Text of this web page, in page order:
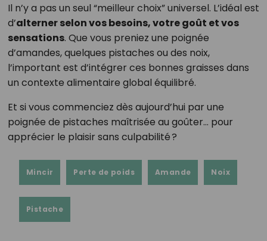
Il n’y a pas un seul “meilleur choix” universel. L’idéal est
d’alterner selon vos besoins, votre goût et vos
sensations. Que vous preniez une poignée
d’amandes, quelques pistaches ou des noix,
l’important est d’intégrer ces bonnes graisses dans
un contexte alimentaire global équilibré.
Et si vous commenciez dès aujourd’hui par une
poignée de pistaches maîtrisée au goûter… pour
apprécier le plaisir sans culpabilité ?
Mincir Perte de poids Amande Noix
Pistache